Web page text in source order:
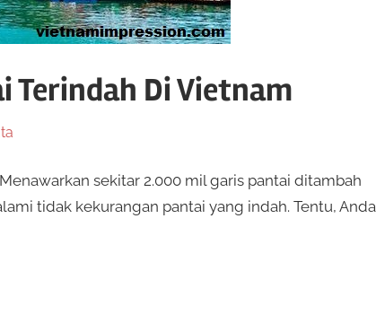
Terindah Di Vietnam
sekitar 2.000 mil garis pantai ditambah
tidak kekurangan pantai yang indah. Tentu, Anda